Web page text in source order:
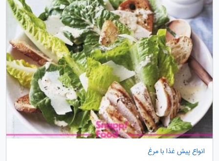
انواع پیش غذا با مرغ